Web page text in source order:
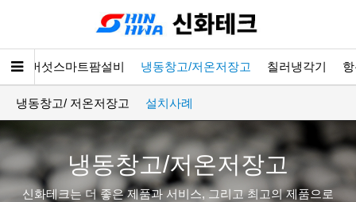
버섯스마트팜설비 냉동창고/저온저장고 칠러냉각기
냉동창고/ 저온저장고 설치사례
냉동창고/저온저장고
신화테크는 더 좋은 제품과 서비스, 그리고 최고의 제품으로